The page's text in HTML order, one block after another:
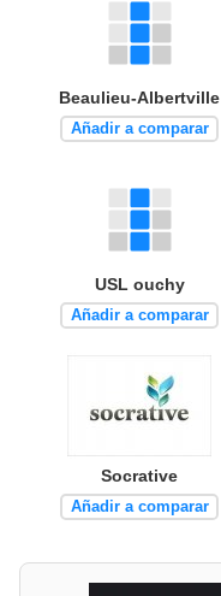
Beaulieu-Albertville
Añadir a comparar
USL ouchy
Añadir a comparar
Socrative
Añadir a comparar